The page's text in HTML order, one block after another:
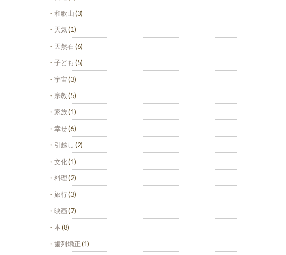
和歌山(3)
天気(1)
天然石(6)
子ども (5)
宇宙(3)
宗教(5)
家族(1)
幸せ(6)
引越し (2)
文化(1)
料理(2)
旅行(3)
映画(7)
本(8)
歯列矯正(1)